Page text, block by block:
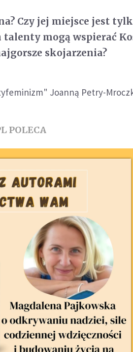
Czy jej miejsce jest
mogą wspierać
skojarzenia?
Joanną Petry-
POLECA